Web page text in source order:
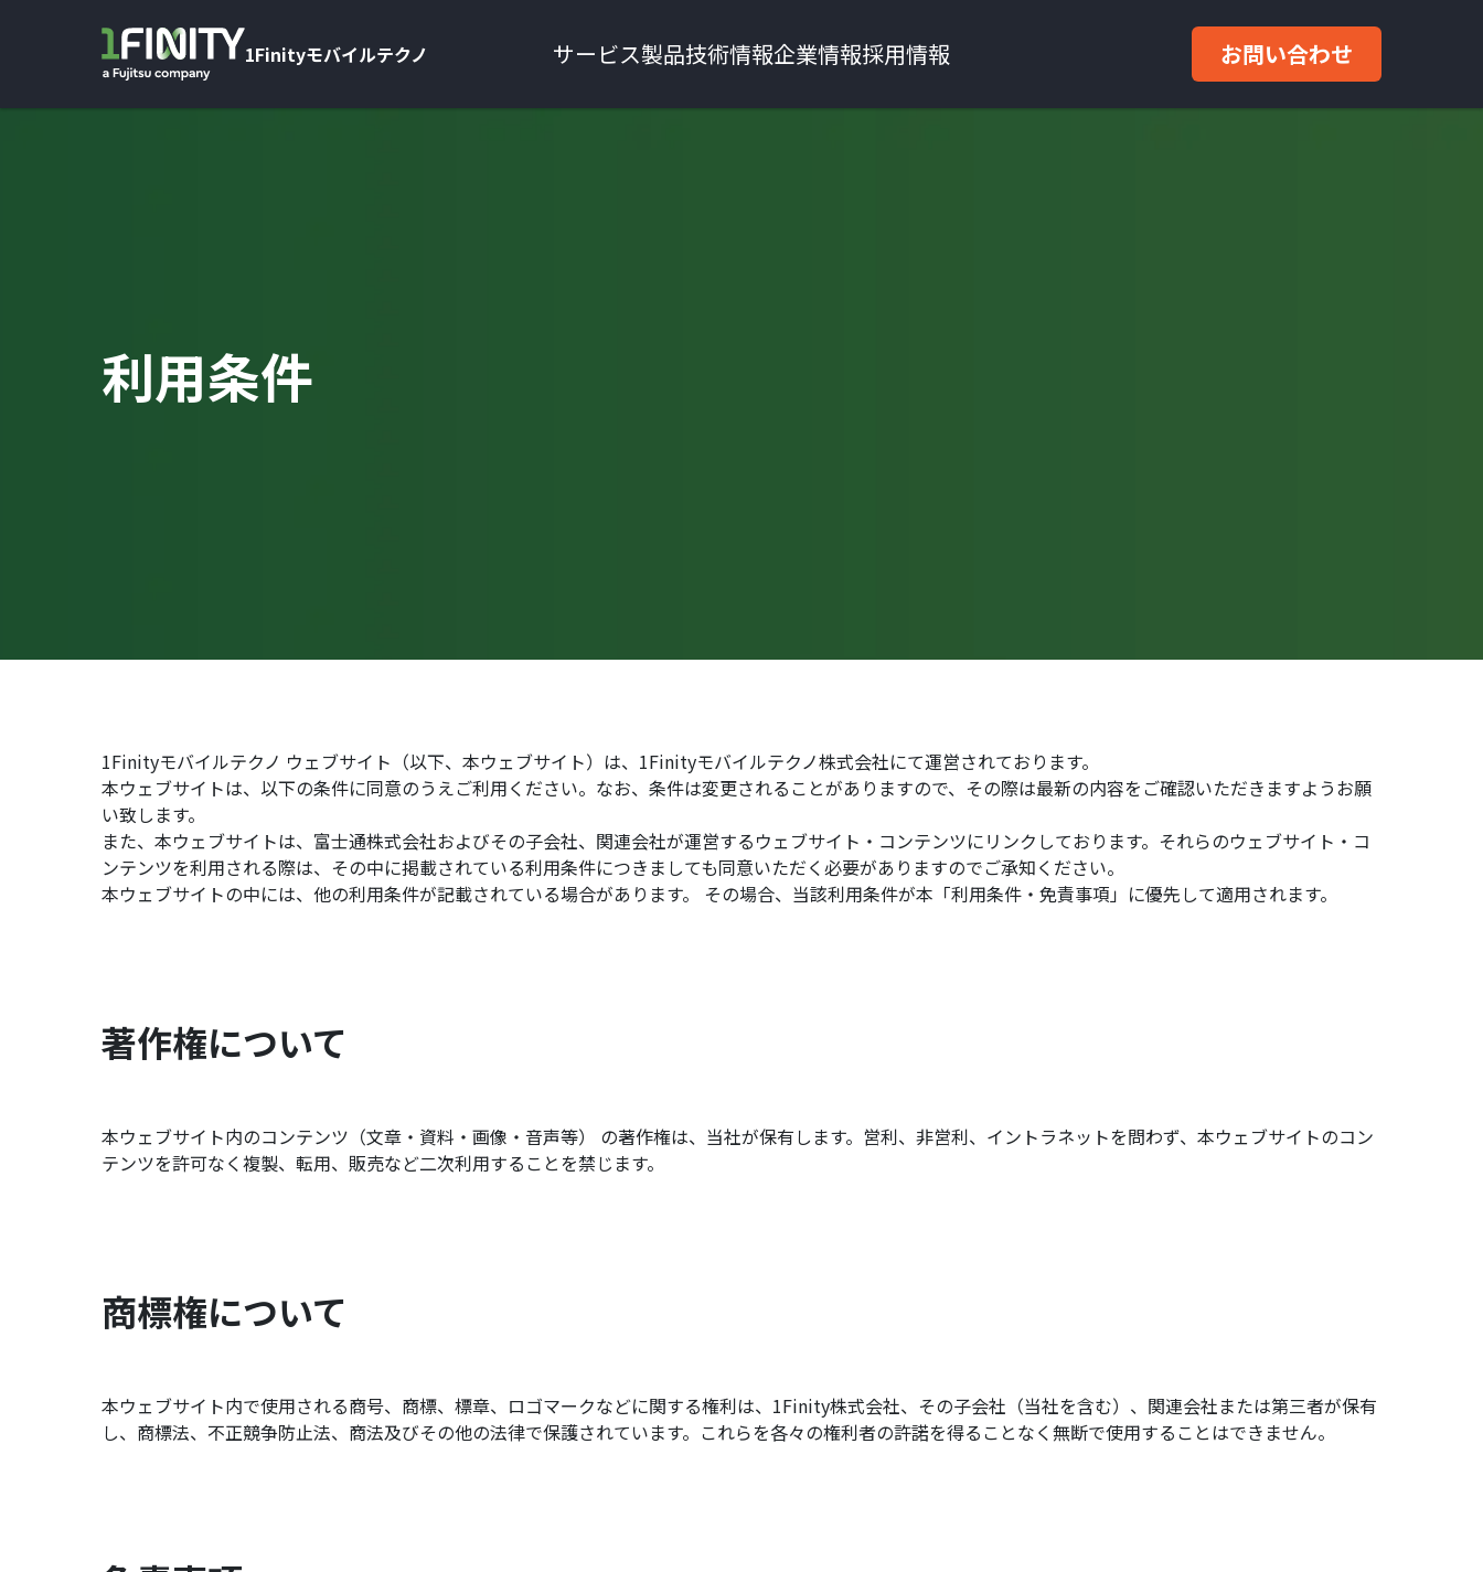
1Finityモバイルテクノ サービス製品技術情報企業情報採用情報 お問い合わせ
利用条件
1Finityモバイルテクノ ウェブサイト（以下、本ウェブサイト）は、1Finityモバイルテクノ株式会社にて運営されております。
本ウェブサイトは、以下の条件に同意のうえご利用ください。なお、条件は変更されることがありますので、その際は最新の内容をご確認いただきますようお願
い致します。
また、本ウェブサイトは、富士通株式会社およびその子会社、関連会社が運営するウェブサイト・コンテンツにリンクしております。それらのウェブサイト・コ
ンテンツを利用される際は、その中に掲載されている利用条件につきましても同意いただく必要がありますのでご承知ください。
本ウェブサイトの中には、他の利用条件が記載されている場合があります。 その場合、当該利用条件が本「利用条件・免責事項」に優先して適用されます。
著作権について
本ウェブサイト内のコンテンツ（文章・資料・画像・音声等） の著作権は、当社が保有します。営利、非営利、イントラネットを問わず、本ウェブサイトのコン
テンツを許可なく複製、転用、販売など二次利用することを禁じます。
商標権について
本ウェブサイト内で使用される商号、商標、標章、ロゴマークなどに関する権利は、1Finity株式会社、その子会社（当社を含む）、関連会社または第三者が保有
し、商標法、不正競争防止法、商法及びその他の法律で保護されています。これらを各々の権利者の許諾を得ることなく無断で使用することはできません。